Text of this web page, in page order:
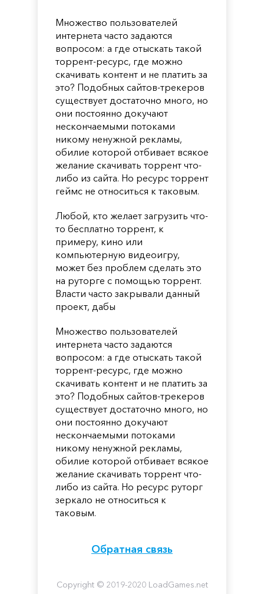
Множество пользователей
интернета часто задаются
вопросом: а где отыскать такой
торрент-ресурс, где можно
скачивать контент и не платить за
это? Подобных сайтов-трекеров
существует достаточно много, но
они постоянно докучают
нескончаемыми потоками
никому ненужной рекламы,
обилие которой отбивает всякое
желание скачивать торрент что-
либо из сайта. Но ресурс торрент
геймс не относиться к таковым.
Любой, кто желает загрузить что-
то бесплатно торрент, к
примеру, кино или
компьютерную видеоигру,
может без проблем сделать это
на руторге с помощью торрент.
Власти часто закрывали данный
проект, дабы
Множество пользователей
интернета часто задаются
вопросом: а где отыскать такой
торрент-ресурс, где можно
скачивать контент и не платить за
это? Подобных сайтов-трекеров
существует достаточно много, но
они постоянно докучают
нескончаемыми потоками
никому ненужной рекламы,
обилие которой отбивает всякое
желание скачивать торрент что-
либо из сайта. Но ресурс руторг
зеркало не относиться к
таковым.
Обратная связь
Copyright © 2019-2020 LoadGames.net